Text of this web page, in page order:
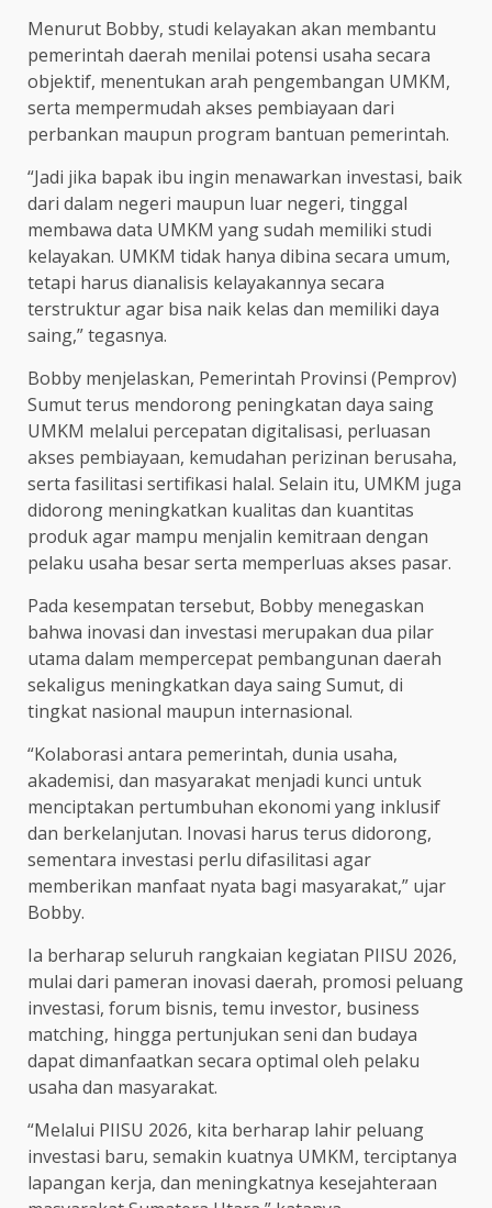
Menurut Bobby, studi kelayakan akan membantu
pemerintah daerah menilai potensi usaha secara
objektif, menentukan arah pengembangan UMKM,
serta mempermudah akses pembiayaan dari
perbankan maupun program bantuan pemerintah.
“Jadi jika bapak ibu ingin menawarkan investasi, baik
dari dalam negeri maupun luar negeri, tinggal
membawa data UMKM yang sudah memiliki studi
kelayakan. UMKM tidak hanya dibina secara umum,
tetapi harus dianalisis kelayakannya secara
terstruktur agar bisa naik kelas dan memiliki daya
saing,” tegasnya.
Bobby menjelaskan, Pemerintah Provinsi (Pemprov)
Sumut terus mendorong peningkatan daya saing
UMKM melalui percepatan digitalisasi, perluasan
akses pembiayaan, kemudahan perizinan berusaha,
serta fasilitasi sertifikasi halal. Selain itu, UMKM juga
didorong meningkatkan kualitas dan kuantitas
produk agar mampu menjalin kemitraan dengan
pelaku usaha besar serta memperluas akses pasar.
Pada kesempatan tersebut, Bobby menegaskan
bahwa inovasi dan investasi merupakan dua pilar
utama dalam mempercepat pembangunan daerah
sekaligus meningkatkan daya saing Sumut, di
tingkat nasional maupun internasional.
“Kolaborasi antara pemerintah, dunia usaha,
akademisi, dan masyarakat menjadi kunci untuk
menciptakan pertumbuhan ekonomi yang inklusif
dan berkelanjutan. Inovasi harus terus didorong,
sementara investasi perlu difasilitasi agar
memberikan manfaat nyata bagi masyarakat,” ujar
Bobby.
Ia berharap seluruh rangkaian kegiatan PIISU 2026,
mulai dari pameran inovasi daerah, promosi peluang
investasi, forum bisnis, temu investor, business
matching, hingga pertunjukan seni dan budaya
dapat dimanfaatkan secara optimal oleh pelaku
usaha dan masyarakat.
“Melalui PIISU 2026, kita berharap lahir peluang
investasi baru, semakin kuatnya UMKM, terciptanya
lapangan kerja, dan meningkatnya kesejahteraan